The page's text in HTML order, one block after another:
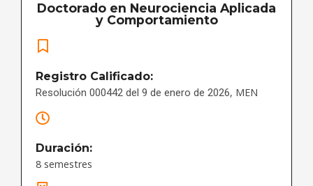
Doctorado en Neurociencia Aplicada
y Comportamiento
Registro Calificado:
Resolución 000442 del 9 de enero de 2026, MEN
Duración:
8 semestres